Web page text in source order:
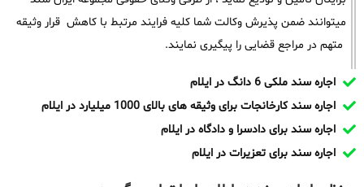
میتوانند ضمن پذیرش وکالت شما کلیه فرایند مرتبط با کاهش قرار وثیقه
متهم در مراجع قضایی را پیگیری نمایند.
اجاره سند ملکی 6 دانگ در ایلام
اجاره سند کارخانجات برای وثیقه های بالای 1000 میلیارد در ایلام
اجاره سند برای دادسرا و دادگاه در ایلام
اجاره سند برای تعزیرات در ایلام